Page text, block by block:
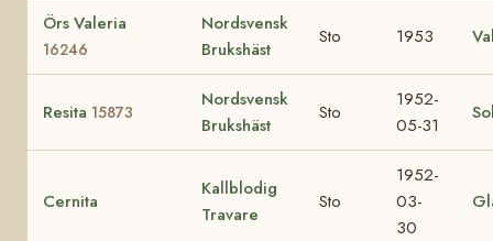
Örs Valeria
16246
Nordsvensk
Brukshäst
Sto 1953
Resita 15873
Nordsvensk
Brukshäst
Sto
1952-
05-31
Cernita
Kallblodig
Travare
Sto
1952-
03-
30